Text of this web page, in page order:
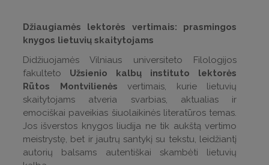
Džiaugiamės lektorės vertimais: prasmingos
knygos lietuvių skaitytojams
Didžiuojamės Vilniaus universiteto Filologijos
fakulteto Užsienio kalbų instituto lektorės
Rūtos Montvilienės vertimais, kurie lietuvių
skaitytojams atveria svarbias, aktualias ir
emociškai paveikias šiuolaikinės literatūros temas.
Jos išverstos knygos liudija ne tik aukštą vertimo
meistrystę, bet ir jautrų santykį su tekstu, leidžiantį
autorių balsams autentiškai skambėti lietuvių